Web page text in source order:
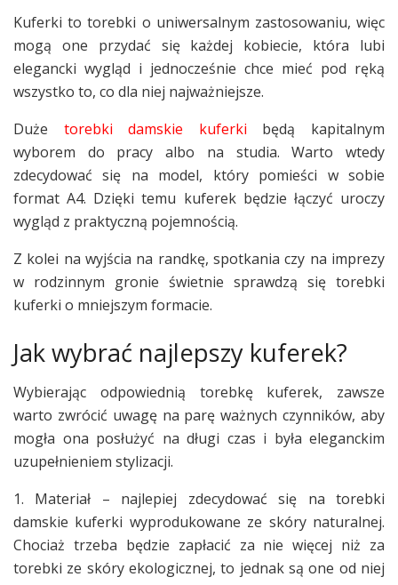
Kuferki to torebki o uniwersalnym zastosowaniu, więc
mogą one przydać się każdej kobiecie, która lubi
elegancki wygląd i jednocześnie chce mieć pod ręką
wszystko to, co dla niej najważniejsze.
Duże
torebki damskie kuferki
będą kapitalnym
wyborem do pracy albo na studia. Warto wtedy
zdecydować się na model, który pomieści w sobie
format A4. Dzięki temu kuferek będzie łączyć uroczy
wygląd z praktyczną pojemnością.
Z kolei na wyjścia na randkę, spotkania czy na imprezy
w rodzinnym gronie świetnie sprawdzą się torebki
kuferki o mniejszym formacie.
Jak wybrać najlepszy kuferek?
Wybierając odpowiednią torebkę kuferek, zawsze
warto zwrócić uwagę na parę ważnych czynników, aby
mogła ona posłużyć na długi czas i była eleganckim
uzupełnieniem stylizacji.
1. Materiał – najlepiej zdecydować się na torebki
damskie kuferki wyprodukowane ze skóry naturalnej.
Chociaż trzeba będzie zapłacić za nie więcej niż za
torebki ze skóry ekologicznej, to jednak są one od niej